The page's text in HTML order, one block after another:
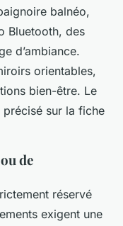
balnéo,
Bluetooth, des
d’ambiance.
orientables,
bien-être. Le
sur la fiche
de
réservé
exigent une